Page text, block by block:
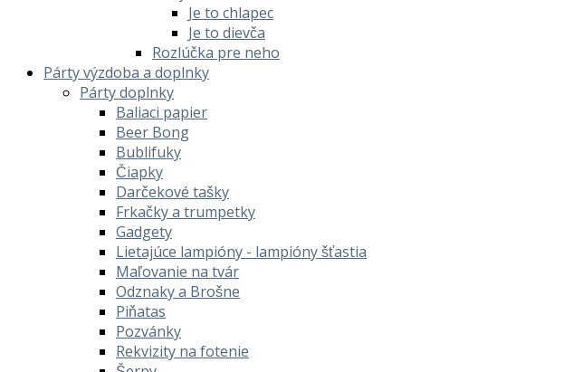
Je to chlapec
Je to dievča
Rozlúčka pre neho
Párty výzdoba a doplnky
Párty doplnky
Baliaci papier
Beer Bong
Bublifuky
Čiapky
Darčekové tašky
Frkačky a trumpetky
Gadgety
Lietajúce lampióny - lampióny šťastia
Maľovanie na tvár
Odznaky a Brošne
Piňatas
Pozvánky
Rekvizity na fotenie